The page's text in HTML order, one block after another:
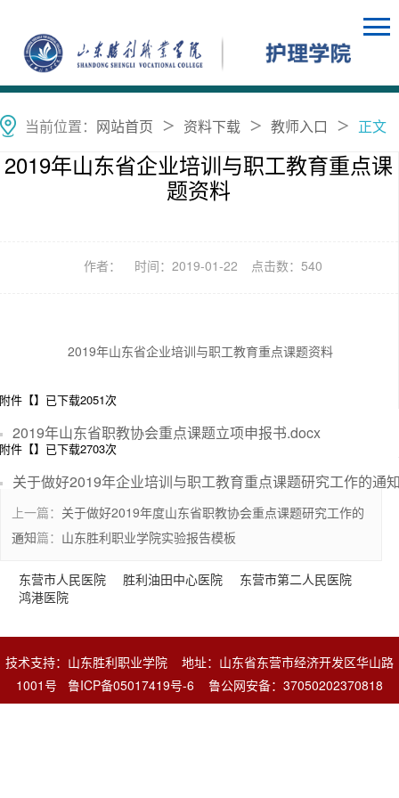
当前位置： 网站首页 ＞ 资料下载 ＞ 教师入口 ＞ 正文
2019年山东省企业培训与职工教育重点课
题资料
作者： 时间：2019-01-22 点击数： 540
2019年山东省企业培训与职工教育重点课题资料
附件【
2019年山东省职教协会重点课题立项申报书.docx
】已下载2051次
附件【
关于做好2019年企业培训与职工教育重点课题研究工作的通
】已下载2703次
上一篇： 关于做好2019年度山东省职教协会重点课题研究工作的
通知
下一篇： 山东胜利职业学院实验报告模板
东营市人民医院 胜利油田中心医院
东营市第二人民医院
鸿港医院
技术支持：山东胜利职业学院 地址：山东省东营市经济开发区华山路
1001号 鲁ICP备05017419号-6 鲁公网安备：37050202370818